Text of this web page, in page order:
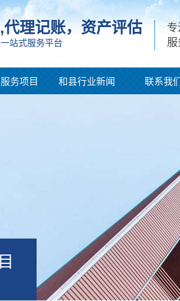
代理记账，资产评估
站式服务平台
务项目 和县行业新闻 联系我们